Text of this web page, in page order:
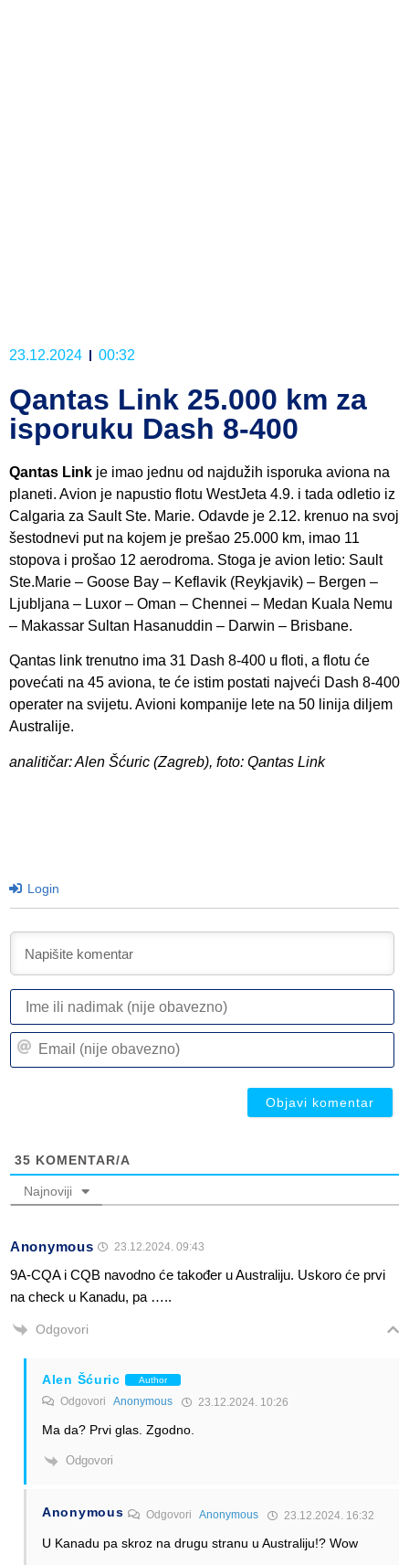
23.12.2024 00:32
Qantas Link 25.000 km za
isporuku Dash 8-400
Qantas Link je imao jednu od najdužih isporuka aviona na
planeti. Avion je napustio flotu WestJeta 4.9. i tada odletio iz
Calgaria za Sault Ste. Marie. Odavde je 2.12. krenuo na svoj
šestodnevi put na kojem je prešao 25.000 km, imao 11
stopova i prošao 12 aerodroma. Stoga je avion letio: Sault
Ste.Marie – Goose Bay – Keflavik (Reykjavik) – Bergen –
Ljubljana – Luxor – Oman – Chennei – Medan Kuala Nemu
– Makassar Sultan Hasanuddin – Darwin – Brisbane.
Qantas link trenutno ima 31 Dash 8-400 u floti, a flotu će
povećati na 45 aviona, te će istim postati najveći Dash 8-400
operater na svijetu. Avioni kompanije lete na 50 linija diljem
Australije.
analitičar: Alen Šćuric (Zagreb), foto: Qantas Link
Login
35 KOMENTAR/A
Najnoviji
Anonymous 23.12.2024. 09:43
9A-CQA i CQB navodno će također u Australiju. Uskoro će prvi
na check u Kanadu, pa …..
Odgovori
Alen Šćuric Author
Odgovori Anonymous 23.12.2024. 10:26
Ma da? Prvi glas. Zgodno.
Odgovori
Anonymous OdgovoriAnonymous 23.12.2024. 16:32
U Kanadu pa skroz na drugu stranu u Australiju!? Wow